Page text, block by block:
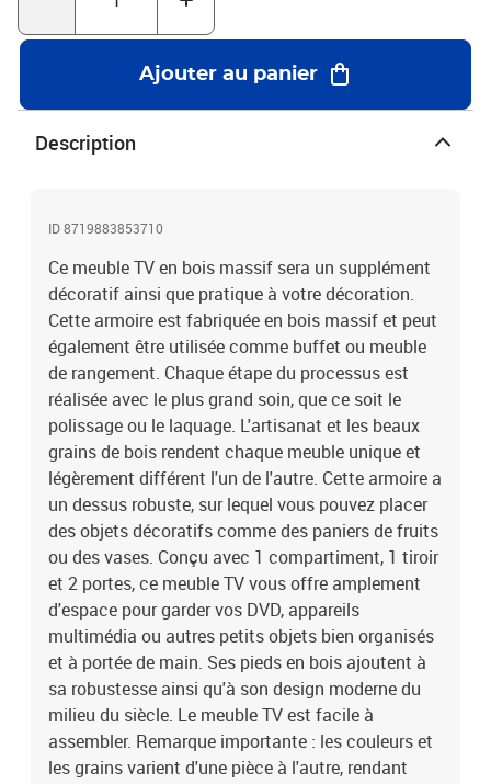
rendant chacun de nos meubles TV unique. La livraison est
aléatoire, ce qui garantit l'exclusivité et l'individualité de votre
produit.Couleur : marronMatériau : bois solideDimensions : 115 x
30 x 42 cm (l x P x H)Finition : article poli, peint et laquéComprend
2 portes, 1 tiroir et 1 compartiment ouvert
Ajouter au panier
Description
ID 8719883853710
Ce meuble TV en bois massif sera un supplément
décoratif ainsi que pratique à votre décoration.
Cette armoire est fabriquée en bois massif et peut
également être utilisée comme buffet ou meuble
de rangement. Chaque étape du processus est
réalisée avec le plus grand soin, que ce soit le
polissage ou le laquage. L'artisanat et les beaux
grains de bois rendent chaque meuble unique et
légèrement différent l'un de l'autre. Cette armoire a
un dessus robuste, sur lequel vous pouvez placer
des objets décoratifs comme des paniers de fruits
ou des vases. Conçu avec 1 compartiment, 1 tiroir
et 2 portes, ce meuble TV vous offre amplement
d'espace pour garder vos DVD, appareils
multimédia ou autres petits objets bien organisés
et à portée de main. Ses pieds en bois ajoutent à
sa robustesse ainsi qu'à son design moderne du
milieu du siècle. Le meuble TV est facile à
assembler. Remarque importante : les couleurs et
les grains varient d'une pièce à l'autre, rendant